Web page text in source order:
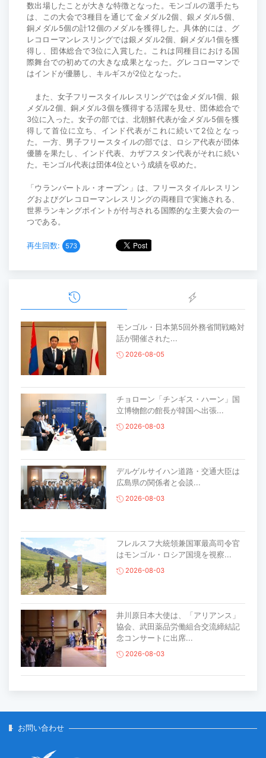
数出場したことが大きな特徴となった。モンゴルの選手たち
は、この大会で3種目を通じて金メダル2個、銀メダル5個、
銅メダル5個の計12個のメダルを獲得した。具体的には、グ
レコローマンレスリングでは銀メダル2個、銅メダル1個を獲
得し、団体総合で3位に入賞した。これは同種目における国
際舞台での初めての大きな成果となった。グレコローマンで
はインドが優勝し、キルギスが2位となった。
また、女子フリースタイルレスリングでは金メダル1個、銀
メダル2個、銅メダル3個を獲得する活躍を見せ、団体総合で
3位に入った。女子の部では、北朝鮮代表が金メダル5個を獲
得して首位に立ち、インド代表がこれに続いて2位となっ
た。一方、男子フリースタイルの部では、ロシア代表が団体
優勝を果たし、インド代表、カザフスタン代表がそれに続い
た。モンゴル代表は団体4位という成績を収めた。
「ウランバートル・オープン」は、フリースタイルレスリン
グおよびグレコローマンレスリングの両種目で実施される、
世界ランキングポイントが付与される国際的な主要大会の一
つである。
再生回数: 573
モンゴル・日本第5回外務省間戦略対
話が開催された...
2026-08-05
チョローン「チンギス・ハーン」国
立博物館の館長が韓国へ出張...
2026-08-03
デルゲルサイハン道路・交通大臣は
広島県の関係者と会談...
2026-08-03
フレルスフ大統領兼国軍最高司令官
はモンゴル・ロシア国境を視察...
2026-08-03
井川原日本大使は、「アリアンス」
協会、武田薬品労働組合交流締結記
念コンサートに出席...
2026-08-03
お問い合わせ